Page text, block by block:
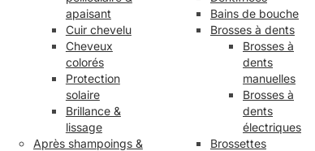
apaisant
Cuir chevelu
Cheveux
colorés
Protection
solaire
Brillance &
lissage
Après shampoings &
Bains de bouche
Brosses à dents
Brosses à
dents
manuelles
Brosses à
dents
électriques
Brossettes